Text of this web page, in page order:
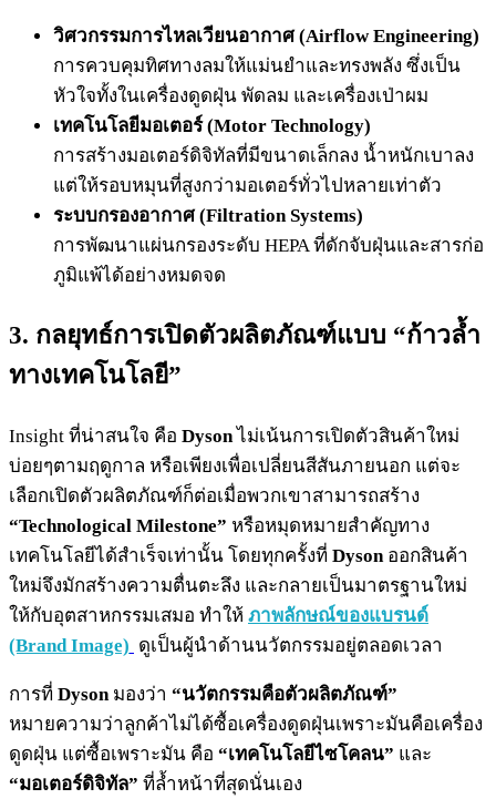
วิศวกรรมการไหลเวียนอากาศ (Airflow Engineering)
การควบคุมทิศทางลมให้แม่นยำและทรงพลัง ซึ่งเป็น
หัวใจทั้งในเครื่องดูดฝุ่น พัดลม และเครื่องเป่าผม
เทคโนโลยีมอเตอร์ (Motor Technology)
การสร้างมอเตอร์ดิจิทัลที่มีขนาดเล็กลง น้ำหนักเบาลง
แต่ให้รอบหมุนที่สูงกว่ามอเตอร์ทั่วไปหลายเท่าตัว
ระบบกรองอากาศ (Filtration Systems)
การพัฒนาแผ่นกรองระดับ HEPA ที่ดักจับฝุ่นและสารก่อ
ภูมิแพ้ได้อย่างหมดจด
3. กลยุทธ์การเปิดตัวผลิตภัณฑ์แบบ “ก้าวล้ำ
ทางเทคโนโลยี”
Insight ที่น่าสนใจ คือ Dysonไม่เน้นการเปิดตัวสินค้าใหม่
บ่อยๆตามฤดูกาล หรือเพียงเพื่อเปลี่ยนสีสันภายนอก แต่จะ
เลือกเปิดตัวผลิตภัณฑ์ก็ต่อเมื่อพวกเขาสามารถสร้าง
“Technological Milestone” หรือหมุดหมายสำคัญทาง
เทคโนโลยีได้สำเร็จเท่านั้น โดยทุกครั้งที่ Dysonออกสินค้า
ใหม่จึงมักสร้างความตื่นตะลึง และกลายเป็นมาตรฐานใหม่
ให้กับอุตสาหกรรมเสมอ ทำให้ ภาพลักษณ์ของแบรนด์
(Brand Image) ดูเป็นผู้นำด้านนวัตกรรมอยู่ตลอดเวลา
การที่ Dyson มองว่า “นวัตกรรมคือตัวผลิตภัณฑ์”
หมายความว่าลูกค้าไม่ได้ซื้อเครื่องดูดฝุ่นเพราะมันคือเครื่อง
ดูดฝุ่น แต่ซื้อเพราะมัน คือ “เทคโนโลยีไซโคลน” และ
“มอเตอร์ดิจิทัล” ที่ล้ำหน้าที่สุดนั่นเอง